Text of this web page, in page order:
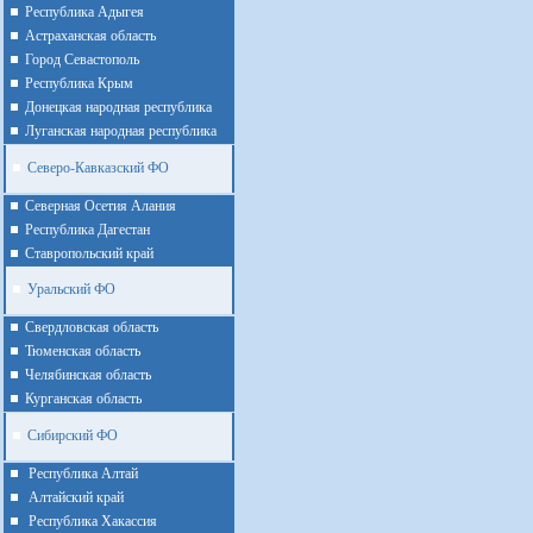
Республика Адыгея
Астраханская область
Город Севастополь
Республика Крым
Донецкая народная республика
Луганская народная республика
Северо-Кавказский ФО
Северная Осетия Алания
Республика Дагестан
Ставропольский край
Уральский ФО
Cвердловская область
Тюменская область
Челябинская область
Курганская область
Сибирский ФО
Республика Алтай
Алтайcкий край
Республика Хакассия